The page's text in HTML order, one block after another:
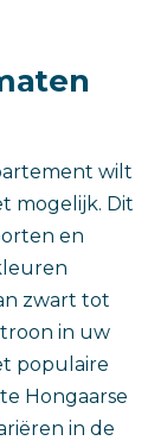
wilt
mogelijk. Dit
en
zwart tot
in uw
populaire
Hongaarse
in de